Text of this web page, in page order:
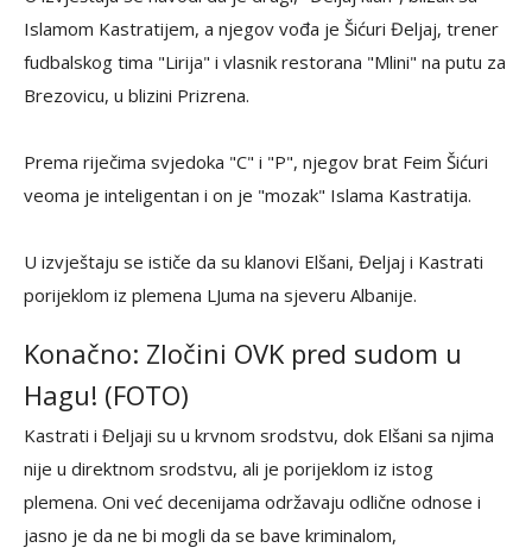
Islamom Kastratijem, a njegov vođa je Šićuri Đeljaj, trener
fudbalskog tima "Lirija" i vlasnik restorana "Mlini" na putu za
Brezovicu, u blizini Prizrena.
Prema riječima svjedoka "C" i "P", njegov brat Feim Šićuri
veoma je inteligentan i on je "mozak" Islama Kastratija.
U izvještaju se ističe da su klanovi Elšani, Đeljaj i Kastrati
porijeklom iz plemena LJuma na sjeveru Albanije.
Konačno: Zločini OVK pred sudom u
Hagu! (FOTO)
Kastrati i Đeljaji su u krvnom srodstvu, dok Elšani sa njima
nije u direktnom srodstvu, ali je porijeklom iz istog
plemena. Oni već decenijama održavaju odlične odnose i
jasno je da ne bi mogli da se bave kriminalom,